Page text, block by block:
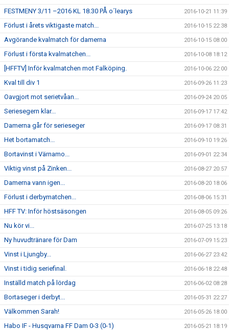
FESTMENY 3/11 –2016 KL 18.30 PÅ o´learys 2016-10-21 11:39
Förlust i årets viktigaste match... 2016-10-15 22:38
Avgörande kvalmatch för damerna 2016-10-15 08:00
Förlust i första kvalmatchen... 2016-10-08 18:12
[HFFTV] Inför kvalmatchen mot Falköping. 2016-10-06 22:00
Kval till div 1 2016-09-26 11:23
Oavgjort mot serietvåan... 2016-09-24 20:05
Seriesegern klar... 2016-09-17 17:42
Damerna går för serieseger 2016-09-17 08:31
Het bortamatch... 2016-09-10 19:26
Bortavinst i Värnamo... 2016-09-01 22:34
Viktig vinst på Zinken... 2016-08-27 20:57
Damerna vann igen... 2016-08-20 18:06
Förlust i derbymatchen... 2016-08-06 15:31
HFF TV: Inför höstsäsongen 2016-08-05 09:26
Nu kör vi... 2016-07-25 13:18
Ny huvudtränare för Dam 2016-07-09 15:23
Vinst i Ljungby... 2016-06-27 23:42
Vinst i tidig seriefinal. 2016-06-18 22:48
Inställd match på lördag 2016-06-02 08:28
Bortaseger i derbyt... 2016-05-31 22:27
Välkommen Sarah! 2016-05-26 18:00
Habo IF - Husqvarna FF Dam 0-3 (0-1) 2016-05-21 18:19